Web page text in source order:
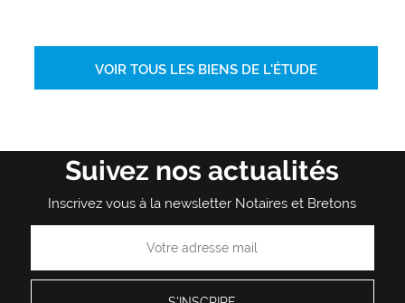
VOIR TOUS LES BIENS DE L'ÉTUDE
Suivez nos actualités
Inscrivez vous à la newsletter Notaires et Bretons